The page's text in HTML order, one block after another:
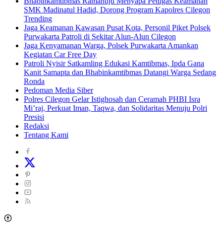
SMK Madinatul Hadid, Dorong Program Kapolres Cilegon
Trending
Jaga Keamanan Kawasan Pusat Kota, Personil Piket Polsek
Purwakarta Patroli di Sekitar Alun-Alun Cilegon
Jaga Kenyamanan Warga, Polsek Purwakarta Amankan
Kegiatan Car Free Day
Patroli Nyisir Satkamling Edukasi Kamtibmas, Ipda Gana
Kanit Samapta dan Bhabinkamtibmas Datangi Warga Sedang
Ronda
Pedoman Media Siber
Polres Cilegon Gelar Istighosah dan Ceramah PHBI Isra
Mi’raj, Perkuat Iman, Taqwa, dan Solidaritas Menuju Polri
Presisi
Redaksi
Tentang Kami